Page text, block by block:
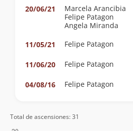
20/06/21
Marcela Arancibia
Felipe Patagon
Angela Miranda
11/05/21
Felipe Patagon
11/06/20 Felipe Patagon
04/08/16 Felipe Patagon
Manuel Rivera Cortés
Total de ascensiones: 31